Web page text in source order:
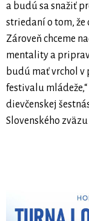
a budú sa snažiť
striedaní o tom, že
Zároveň chceme
mentality a
budú mať vrchol v
festivalu
dievčenskej
Slovenského